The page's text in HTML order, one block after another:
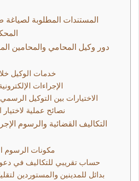
المستندات المطلوبة لصياغة
دور وكيل المحامي والمحامين
خدمات الوكيل
الإجراءات
الاختيارات بين التوكيل
نصائح عملية
التكاليف القضائية والرسوم
مكونات الرسوم
حساب تقريبي للتكاليف في
بدائل للمدينين والمستوردين